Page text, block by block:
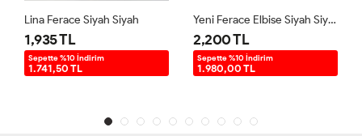
Lina Ferace Siyah Siyah
1,935 TL
Sepette %10 İndirim
1.741,50 TL
Yeni Ferace Elbise Siyah Siyah
2,200 TL
Sepette %10 İndirim
1.980,00 TL